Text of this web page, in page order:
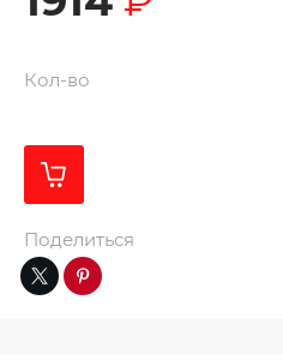
Кол-во
Поделиться